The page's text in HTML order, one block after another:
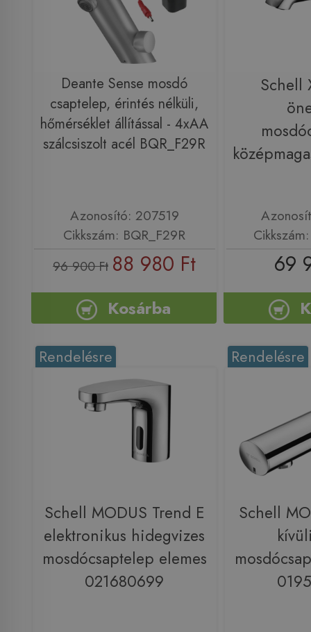
Deante Sense mosdó
csaptelep, érintés nélküli,
hőmérséklet állítással - 4xAA
szálcsiszolt acél BQR_F29R
Azonosító: 207519
Cikkszám: BQR_F29R
96 900 Ft 88 980 Ft
Kosárba
Schell
69
Rendelésre
Schell MODUS Trend E
elektronikus hidegvizes
mosdócsaptelep elemes
021680699
Rendelésre
Schell